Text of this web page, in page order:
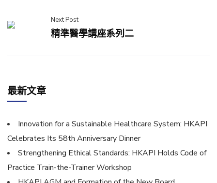
Next Post
精準醫學講座系列二
最新文章
Innovation for a Sustainable Healthcare System: HKAPI
Celebrates Its 58th Anniversary Dinner
Strengthening Ethical Standards: HKAPI Holds Code of
Practice Train-the-Trainer Workshop